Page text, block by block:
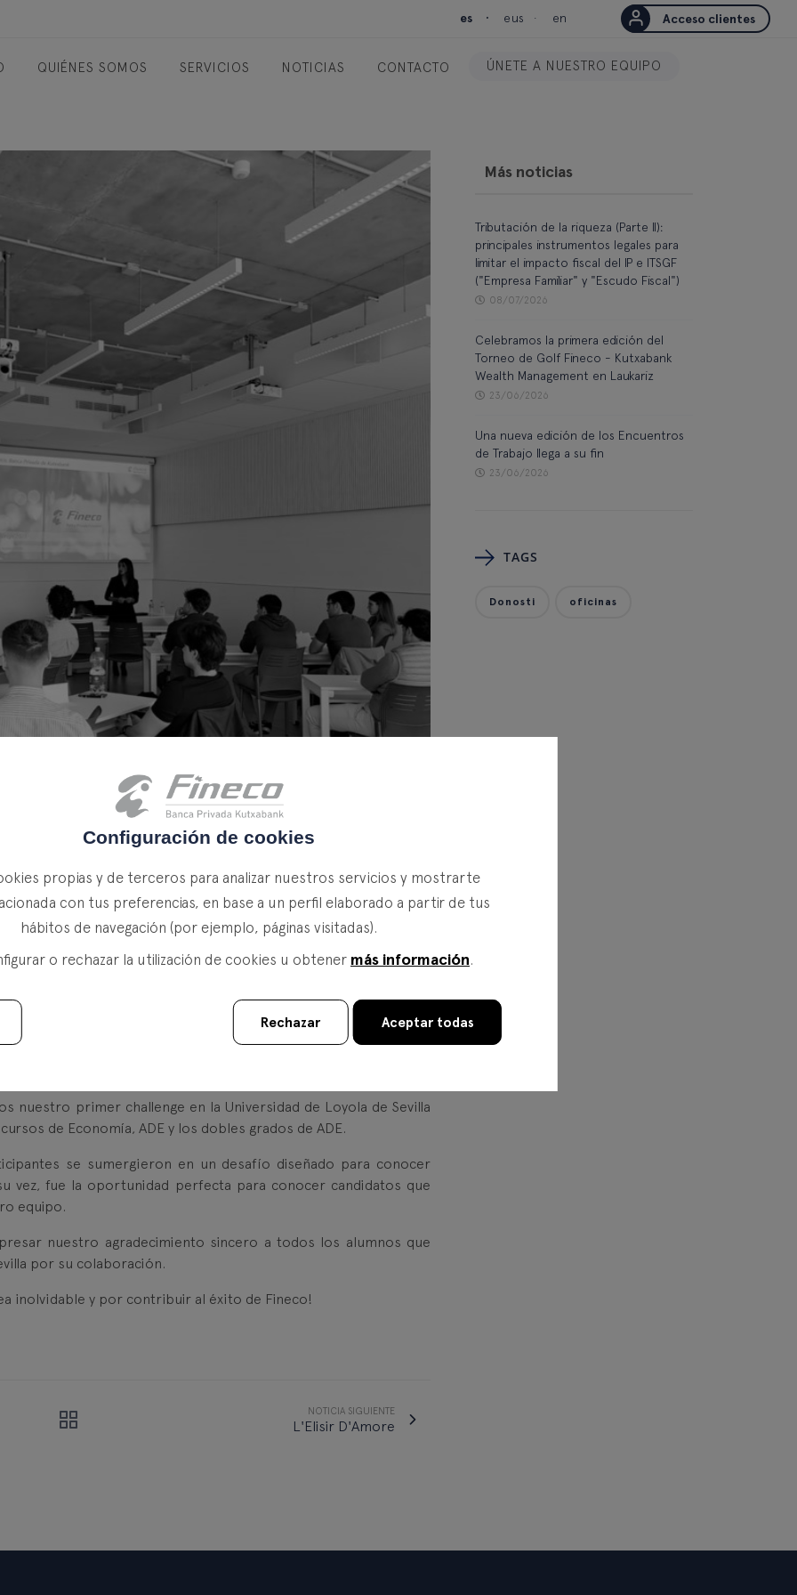
es eus en Acceso clientes
QUIÉNES SOMOS SERVICIOS NOTICIAS CONTACTO ÚNETE A NUESTRO EQUIPO
Kutxabank vinculada al
de Loyola de Sevilla!
nuestro primer challenge en la Universidad de Loyola de Sevilla
de Economía, ADE y los dobles grados de ADE.
se sumergieron en un desafío diseñado para conocer
vez, fue la oportunidad perfecta para conocer candidatos que
equipo.
nuestro agradecimiento sincero a todos los alumnos que
por su colaboración.
inolvidable y por contribuir al éxito de Fineco!
NOTICIA SIGUIENTE
L'Elisir D'Amore
Más noticias
Tributación de la riqueza (Parte II):
principales instrumentos legales para
limitar el impacto fiscal del IP e ITSGF
("Empresa Familiar" y "Escudo Fiscal")
08/07/2026
Celebramos la primera edición del
Torneo de Golf Fineco - Kutxabank
Wealth Management en Laukariz
23/06/2026
Una nueva edición de los Encuentros
de Trabajo llega a su fin
23/06/2026
TAGS
Donosti oficinas
Configuración de cookies
propias y de terceros para analizar nuestros servicios y mostrarte
con tus preferencias, en base a un perfil elaborado a partir de tus
hábitos de navegación (por ejemplo, páginas visitadas).
o rechazar la utilización de cookies u obtener más información.
Rechazar Aceptar todas